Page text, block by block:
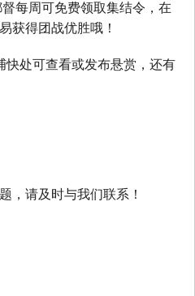
每周可免费领取集结令，在
获得团战优胜哦！
快处可查看或发布悬赏，还有
，请及时与我们联系！